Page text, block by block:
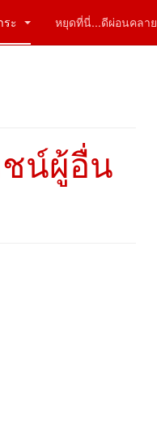
ะ หยุดที่นี่...ดีผ่อนคลาย
น์ผู้อื่น